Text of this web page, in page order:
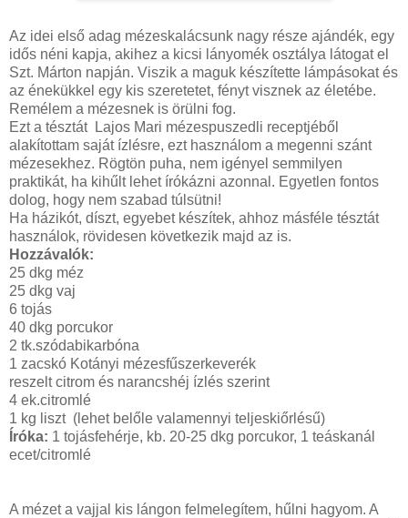
Az idei első adag mézeskalácsunk nagy része ajándék, egy
idős néni kapja, akihez a kicsi lányomék osztálya látogat el
Szt. Márton napján. Viszik a maguk készítette lámpásokat és
az énekükkel egy kis szeretetet, fényt visznek az életébe.
Remélem a mézesnek is örülni fog.
Ezt a tésztát Lajos Mari mézespuszedli receptjéből
alakítottam saját ízlésre, ezt használom a megenni szánt
mézesekhez. Rögtön puha, nem igényel semmilyen
praktikát, ha kihűlt lehet írókázni azonnal. Egyetlen fontos
dolog, hogy nem szabad túlsütni!
Ha házikót, díszt, egyebet készítek, ahhoz másféle tésztát
használok, rövidesen következik majd az is.
Hozzávalók:
25 dkg méz
25 dkg vaj
6 tojás
40 dkg porcukor
2 tk.szódabikarbóna
1 zacskó Kotányi mézesfűszerkeverék
reszelt citrom és narancshéj ízlés szerint
4 ek.citromlé
1 kg liszt (lehet belőle valamennyi teljeskiőrlésű)
Íróka: 1 tojásfehérje, kb. 20-25 dkg porcukor, 1 teáskanál
ecet/citromlé
A mézet a vajjal kis lángon felmelegítem, hűlni hagyom. A